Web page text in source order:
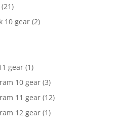
(21)
10 gear (2)
gear (1)
10 gear (3)
11 gear (12)
12 gear (1)